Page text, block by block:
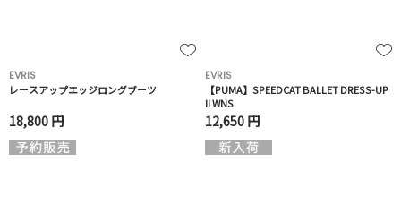
EVRIS
レースアップエッジロングブーツ
18,800 円
EVRIS
【PUMA】SPEEDCAT BALLET DRESS-UP
II WNS
12,650 円